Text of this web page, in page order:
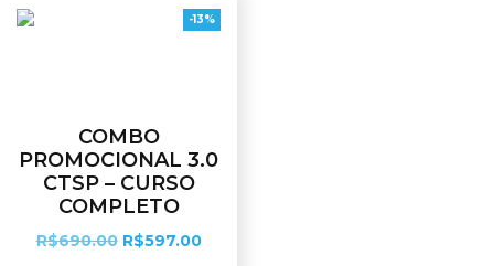
-13%
COMBO
PROMOCIONAL 3.0
CTSP – CURSO
COMPLETO
R$690.00 R$597.00